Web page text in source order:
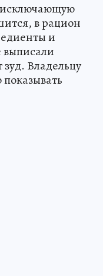
исключающую
в рацион
и
выписали
Владельцу